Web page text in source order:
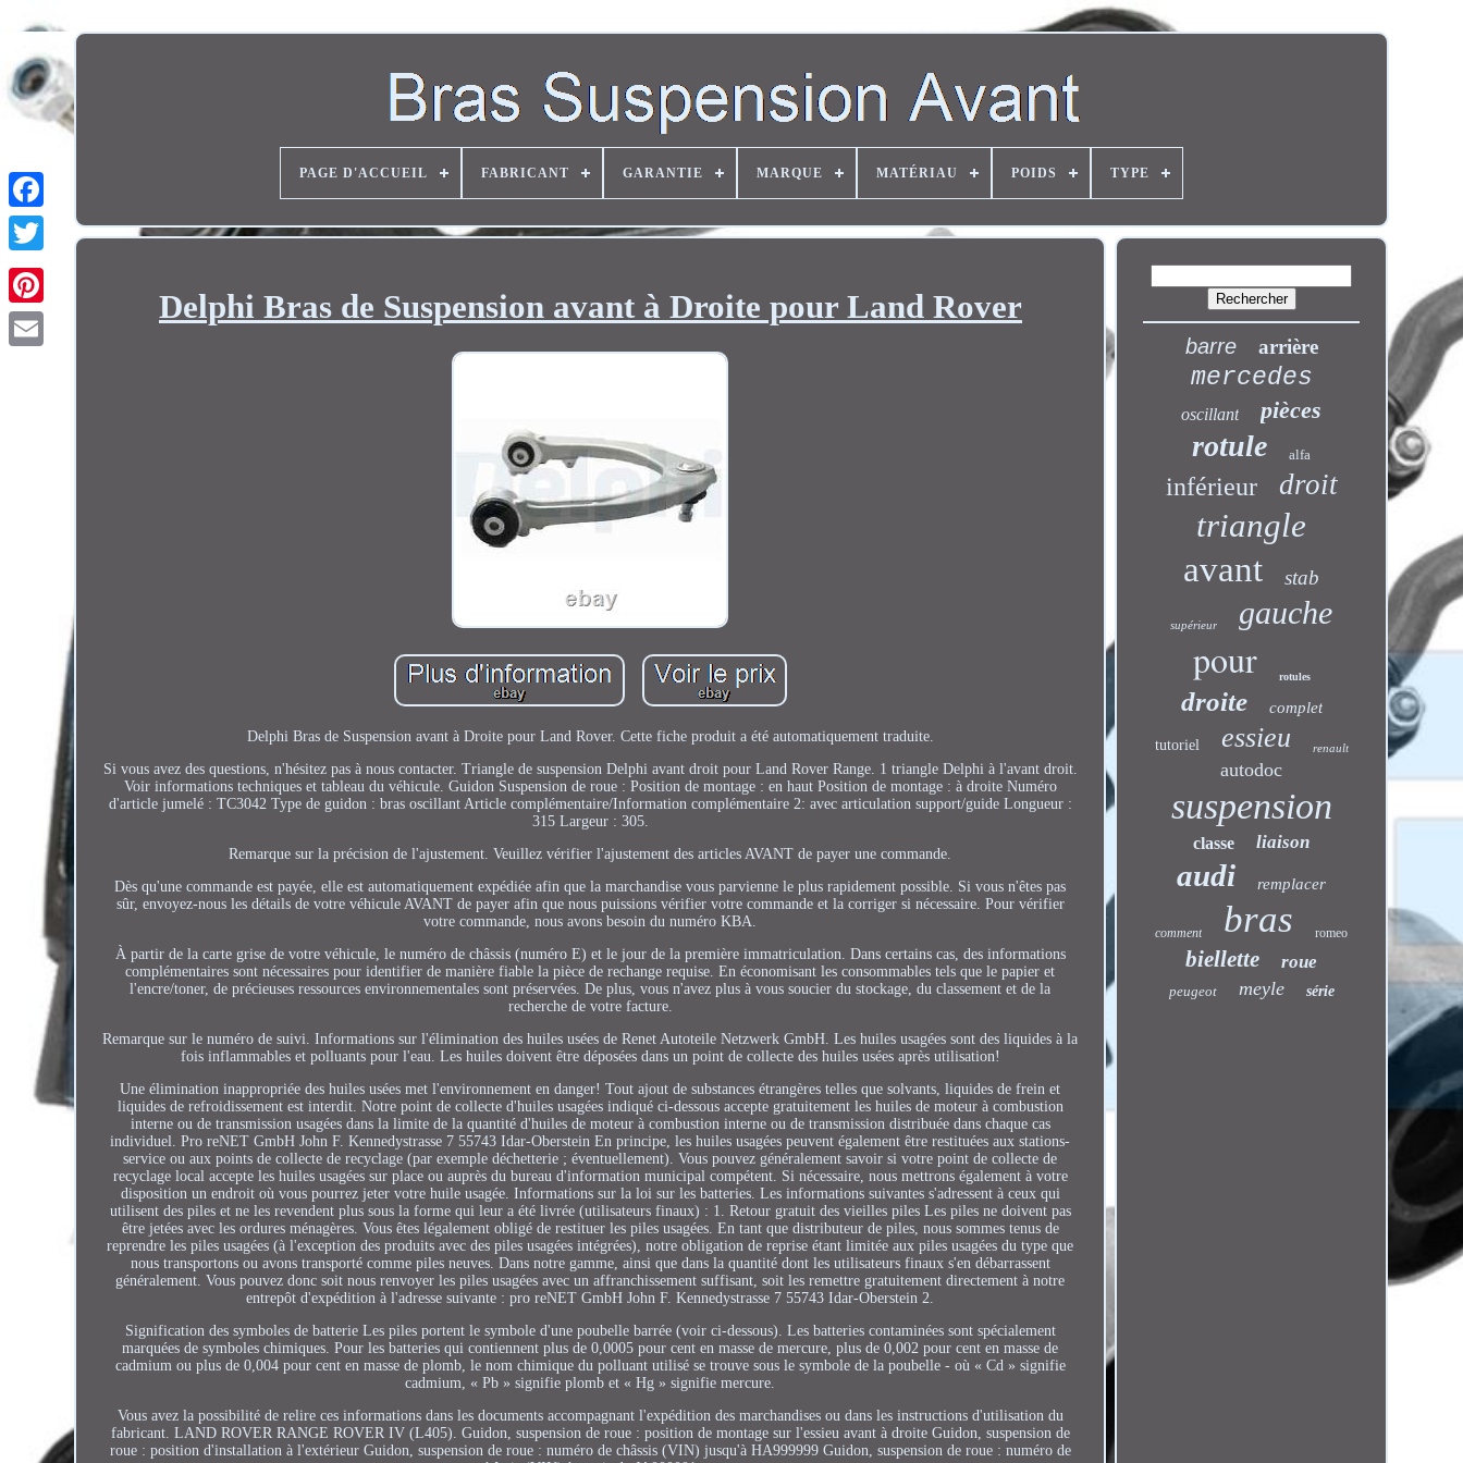
Twitter
PAGE D'ACCUEIL FABRICANT GARANTIE MARQUE MATÉRIAU POIDS TYPE
Delphi Bras de Suspension avant à Droite pour Land Rover
Delphi Bras de Suspension avant à Droite pour Land Rover. Cette fiche produit a été automatiquement traduite.
Si vous avez des questions, n'hésitez pas à nous contacter. Triangle de suspension Delphi avant droit pour Land Rover Range. 1 triangle Delphi à l'avant droit.
Voir informations techniques et tableau du véhicule. Guidon Suspension de roue : Position de montage : en haut Position de montage : à droite Numéro
d'article jumelé : TC3042 Type de guidon : bras oscillant Article complémentaire/Information complémentaire 2: avec articulation support/guide Longueur :
315 Largeur : 305.
Remarque sur la précision de l'ajustement. Veuillez vérifier l'ajustement des articles AVANT de payer une commande.
Dès qu'une commande est payée, elle est automatiquement expédiée afin que la marchandise vous parvienne le plus rapidement possible. Si vous n'êtes pas
sûr, envoyez-nous les détails de votre véhicule AVANT de payer afin que nous puissions vérifier votre commande et la corriger si nécessaire. Pour vérifier
votre commande, nous avons besoin du numéro KBA.
À partir de la carte grise de votre véhicule, le numéro de châssis (numéro E) et le jour de la première immatriculation. Dans certains cas, des informations
complémentaires sont nécessaires pour identifier de manière fiable la pièce de rechange requise. En économisant les consommables tels que le papier et
l'encre/toner, de précieuses ressources environnementales sont préservées. De plus, vous n'avez plus à vous soucier du stockage, du classement et de la
recherche de votre facture.
Remarque sur le numéro de suivi. Informations sur l'élimination des huiles usées de Renet Autoteile Netzwerk GmbH. Les huiles usagées sont des liquides à la
fois inflammables et polluants pour l'eau. Les huiles doivent être déposées dans un point de collecte des huiles usées après utilisation!
Une élimination inappropriée des huiles usées met l'environnement en danger! Tout ajout de substances étrangères telles que solvants, liquides de frein et
liquides de refroidissement est interdit. Notre point de collecte d'huiles usagées indiqué ci-dessous accepte gratuitement les huiles de moteur à combustion
interne ou de transmission usagées dans la limite de la quantité d'huiles de moteur à combustion interne ou de transmission distribuée dans chaque cas
individuel. Pro reNET GmbH John F. Kennedystrasse 7 55743 Idar-Oberstein En principe, les huiles usagées peuvent également être restituées aux stations-
service ou aux points de collecte de recyclage (par exemple déchetterie ; éventuellement). Vous pouvez généralement savoir si votre point de collecte de
recyclage local accepte les huiles usagées sur place ou auprès du bureau d'information municipal compétent. Si nécessaire, nous mettrons également à votre
disposition un endroit où vous pourrez jeter votre huile usagée. Informations sur la loi sur les batteries. Les informations suivantes s'adressent à ceux qui
utilisent des piles et ne les revendent plus sous la forme qui leur a été livrée (utilisateurs finaux) : 1. Retour gratuit des vieilles piles Les piles ne doivent pas
être jetées avec les ordures ménagères. Vous êtes légalement obligé de restituer les piles usagées. En tant que distributeur de piles, nous sommes tenus de
reprendre les piles usagées (à l'exception des produits avec des piles usagées intégrées), notre obligation de reprise étant limitée aux piles usagées du type que
nous transportons ou avons transporté comme piles neuves. Dans notre gamme, ainsi que dans la quantité dont les utilisateurs finaux s'en débarrassent
généralement. Vous pouvez donc soit nous renvoyer les piles usagées avec un affranchissement suffisant, soit les remettre gratuitement directement à notre
entrepôt d'expédition à l'adresse suivante : pro reNET GmbH John F. Kennedystrasse 7 55743 Idar-Oberstein 2.
Signification des symboles de batterie Les piles portent le symbole d'une poubelle barrée (voir ci-dessous). Les batteries contaminées sont spécialement
marquées de symboles chimiques. Pour les batteries qui contiennent plus de 0,0005 pour cent en masse de mercure, plus de 0,002 pour cent en masse de
cadmium ou plus de 0,004 pour cent en masse de plomb, le nom chimique du polluant utilisé se trouve sous le symbole de la poubelle - où « Cd » signifie
cadmium, « Pb » signifie plomb et « Hg » signifie mercure.
Vous avez la possibilité de relire ces informations dans les documents accompagnant l'expédition des marchandises ou dans les instructions d'utilisation du
fabricant. LAND ROVER RANGE ROVER IV (L405). Guidon, suspension de roue : position de montage sur l'essieu avant à droite Guidon, suspension de
roue : position d'installation à l'extérieur Guidon, suspension de roue : numéro de châssis (VIN) jusqu'à HA999999 Guidon, suspension de roue : numéro de
barre arrière
mercedes
oscillant pièces
rotule alfa
inférieur droit
triangle
avant stab
supérieur gauche
pour rotules
droite complet
tutoriel essieu renault
autodoc
suspension
classe liaison
audi remplacer
comment bras romeo
biellette roue
peugeot meyle série